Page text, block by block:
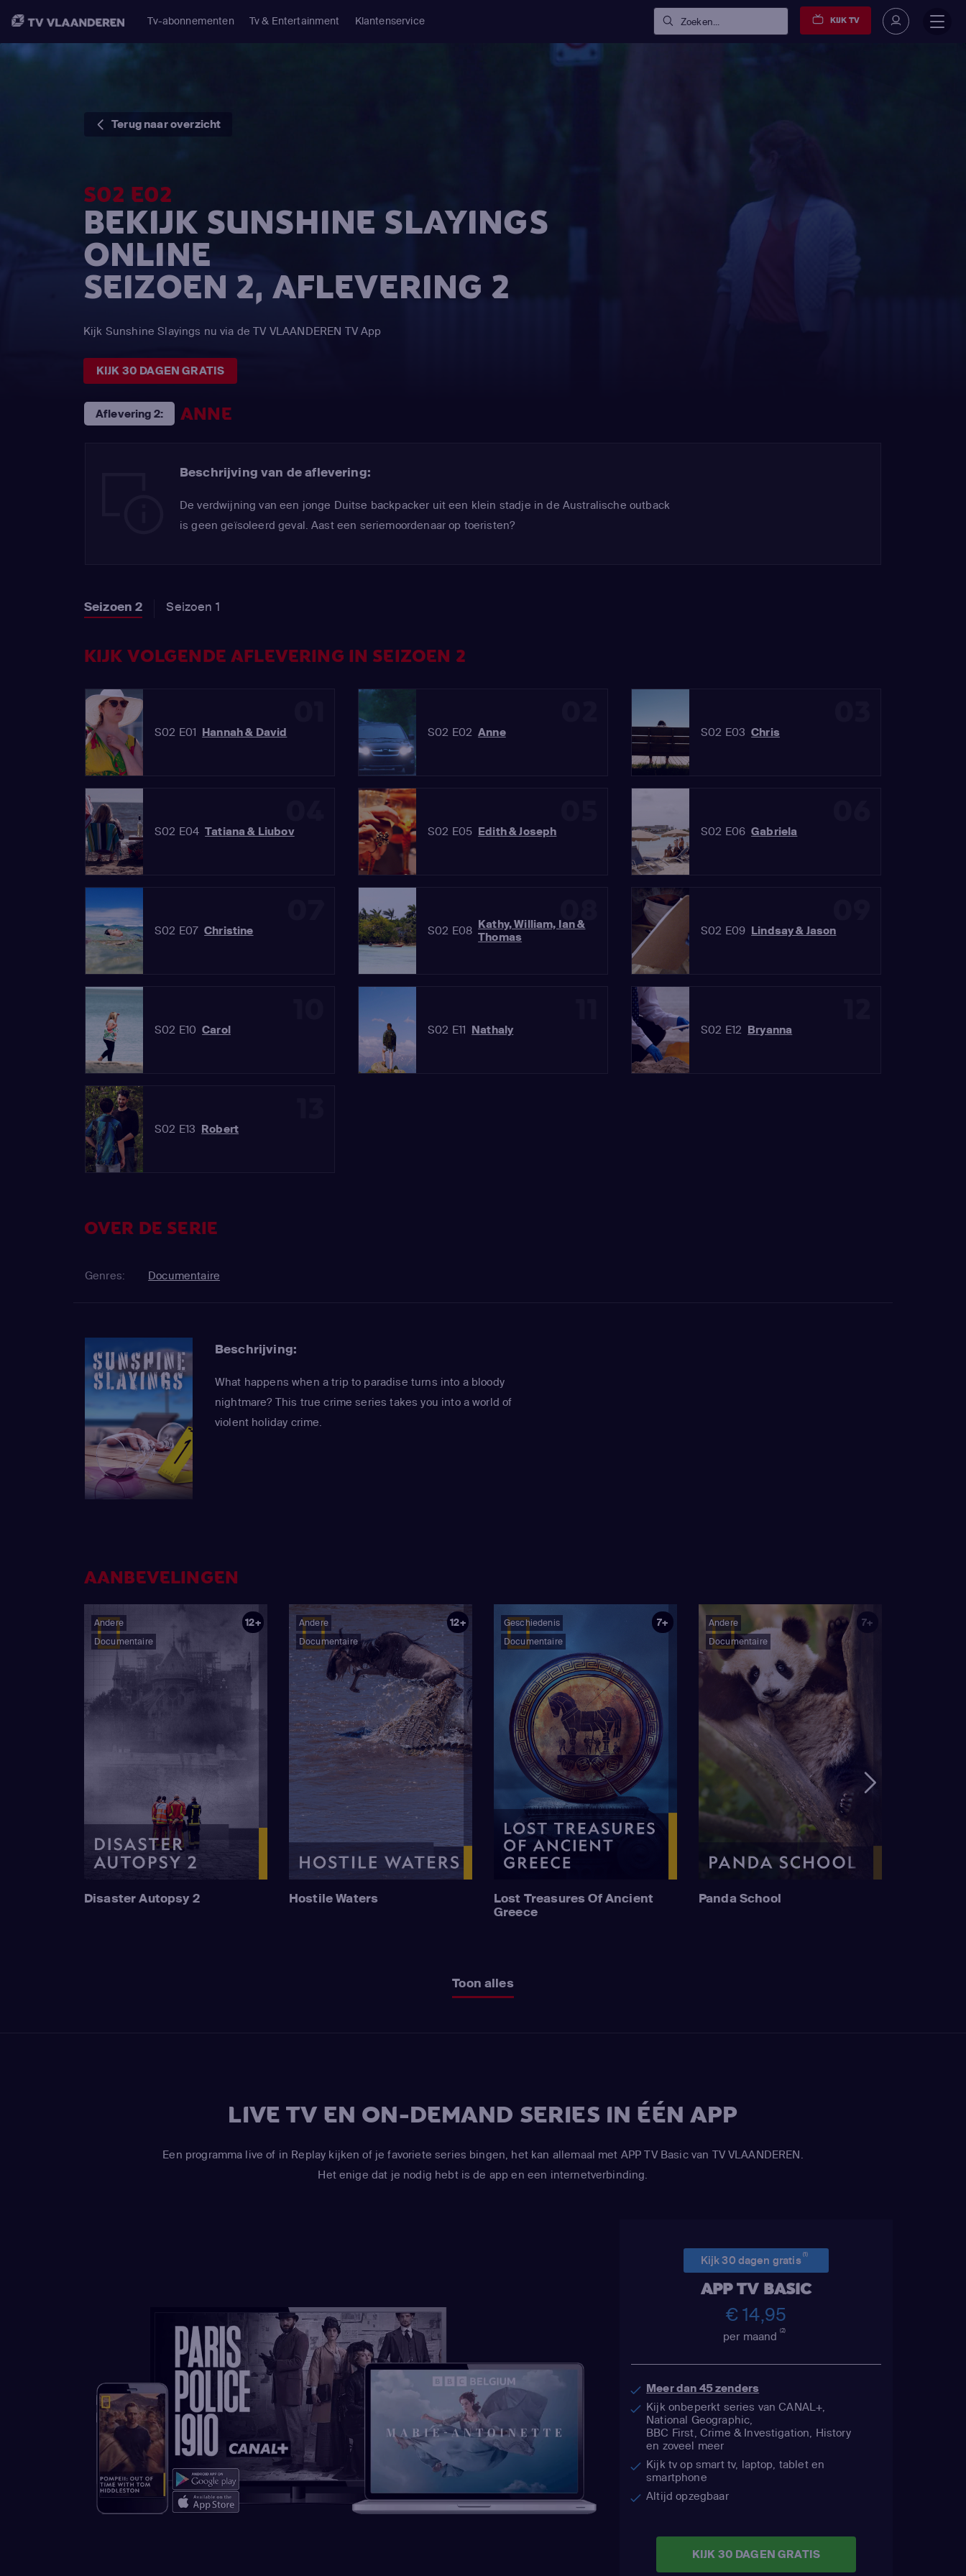
Tv-abonnementen Tv & Entertainment Klantenservice Zoeken... KIJK TV
Terug naar overzicht
S02 E02
BEKIJK SUNSHINE SLAYINGS
ONLINE
SEIZOEN 2, AFLEVERING 2
Kijk Sunshine Slayings nu via de TV VLAANDEREN TV App
KIJK 30 DAGEN GRATIS
Aflevering 2: ANNE
Beschrijving van de aflevering:
De verdwijning van een jonge Duitse backpacker uit een klein stadje in de Australische outback
is geen geïsoleerd geval. Aast een seriemoordenaar op toeristen?
Seizoen 2 Seizoen 1
KIJK VOLGENDE AFLEVERING IN SEIZOEN 2
S02 E01 Hannah & David S02 E02 Anne S02 E03 Chris
S02 E04 Tatiana & Liubov S02 E05 Edith & Joseph S02 E06 Gabriela
S02 E07 Christine
08
S02 E08 Kathy, William, Ian &
Thomas
S02 E09 Lindsay & Jason
S02 E10 Carol S02 E11 Nathaly S02 E12 Bryanna
S02 E13 Robert
OVER DE SERIE
Genres: Documentaire
Beschrijving:
What happens when a trip to paradise turns into a bloody
nightmare? This true crime series takes you into a world of
violent holiday crime.
AANBEVELINGEN
Andere
Documentaire
12+
Disaster Autopsy 2
Andere
Documentaire
12+
Hostile Waters
Geschiedenis
Documentaire
7+
Lost Treasures Of Ancient
Greece
Andere
Documentaire
7+
Panda School
Toon alles
LIVE TV EN ON-DEMAND SERIES IN ÉÉN APP
Een programma live of in Replay kijken of je favoriete series bingen, het kan allemaal met APP TV Basic van TV VLAANDEREN.
Het enige dat je nodig hebt is de app en een internetverbinding.
Kijk 30 dagen gratis(1)
APP TV BASIC
€ 14,95
per maand(2)
Meer dan 45 zenders
Kijk onbeperkt series van CANAL+,
National Geographic,
BBC First, Crime & Investigation, History
en zoveel meer
Kijk tv op smart tv, laptop, tablet en
smartphone
Altijd opzegbaar
KIJK 30 DAGEN GRATIS